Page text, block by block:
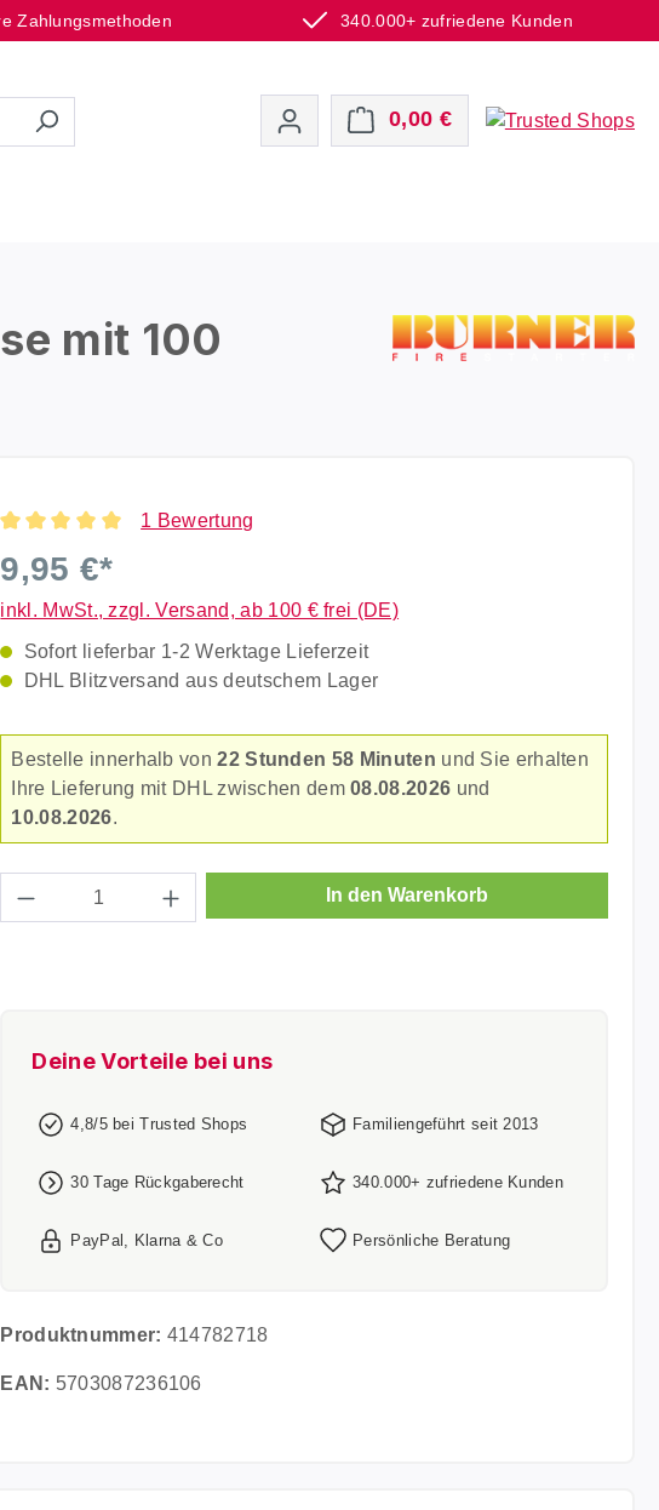
Zahlungsmethoden 340.000+ zufriedene Kunden
0,00 €Warenkorb enthält 0
mit 100
1 Bewertung
9,95 €*
inkl. MwSt., zzgl. Versand, ab 100 € frei (DE)
Sofort lieferbar 1-2 Werktage Lieferzeit
DHL Blitzversand aus deutschem Lager
Bestelle innerhalb von22 Stunden 58 Minuten und Sie erhalten
Ihre Lieferung mit DHL zwischen dem08.08.2026 und
10.08.2026.
Produkt Anzahl: Gib den gewünschten Wert ein
In den Warenkorb
Deine Vorteile bei uns
4,8/5 bei Trusted Shops Familiengeführt seit 2013
30 Tage Rückgaberecht 340.000+ zufriedene Kunden
PayPal, Klarna & Co Persönliche Beratung
Produktnummer: 414782718
EAN: 5703087236106